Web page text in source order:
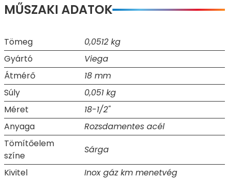
MŰSZAKI ADATOK
Tömeg
0,0512 kg
Gyártó
Viega
Átmérő
18 mm
Súly
0,051 kg
Méret
18-1/2"
Anyaga
Rozsdamentes acél
Tömítőelem
színe
Sárga
Kivitel
Inox gáz km menetvég